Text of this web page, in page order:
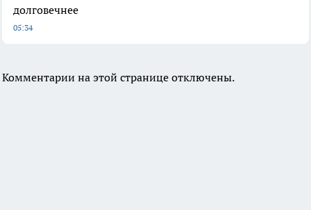
долговечнее
05:34
Комментарии на этой странице отключены.